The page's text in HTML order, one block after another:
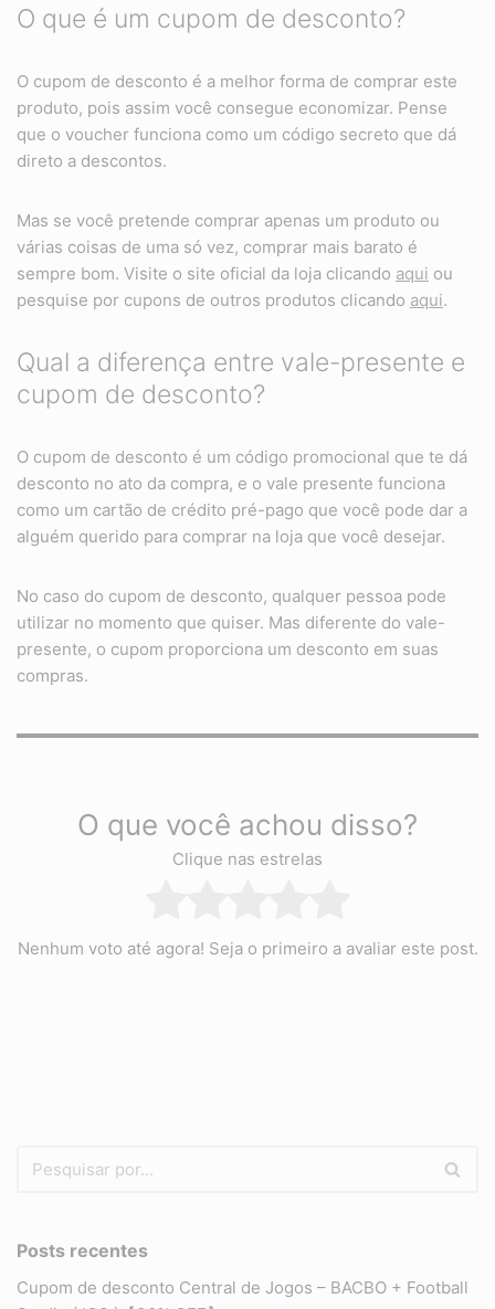
O que é um cupom de desconto?
O cupom de desconto é a melhor forma de comprar este
produto, pois assim você consegue economizar. Pense
que o voucher funciona como um código secreto que dá
direto a descontos.
Mas se você pretende comprar apenas um produto ou
várias coisas de uma só vez, comprar mais barato é
sempre bom. Visite o site oficial da loja clicando aqui ou
pesquise por cupons de outros produtos clicando aqui.
Qual a diferença entre vale-presente e
cupom de desconto?
O cupom de desconto é um código promocional que te dá
desconto no ato da compra, e o vale presente funciona
como um cartão de crédito pré-pago que você pode dar a
alguém querido para comprar na loja que você desejar.
No caso do cupom de desconto, qualquer pessoa pode
utilizar no momento que quiser. Mas diferente do vale-
presente, o cupom proporciona um desconto em suas
compras.
O que você achou disso?
Clique nas estrelas
Nenhum voto até agora! Seja o primeiro a avaliar este post.
Posts recentes
Cupom de desconto Central de Jogos – BACBO + Football